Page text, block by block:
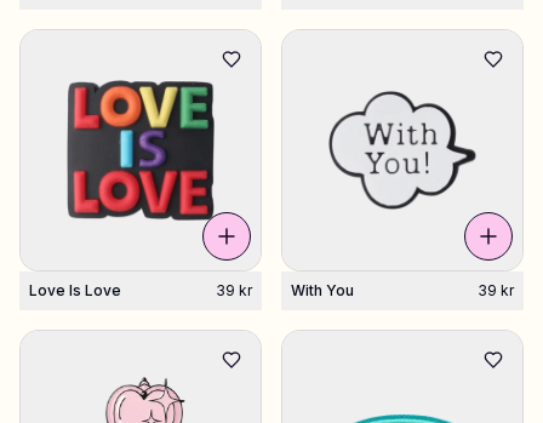
Love Is Love 39 kr With You 39 kr